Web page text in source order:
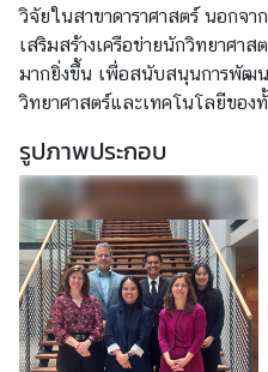
บ
ริ
ก
ร
ป
ร
ะ
ช
า
ช
น
วิจัยในสาขาดาราศาสตร์ นอกจา
เสริมสร้างเครือข่ายนักวิทยาศา
มากยิ่งขึ้น เพื่อสนับสนุนการพัฒ
วิทยาศาสตร์และเทคโนโลยีของ
รูปภาพประกอบ